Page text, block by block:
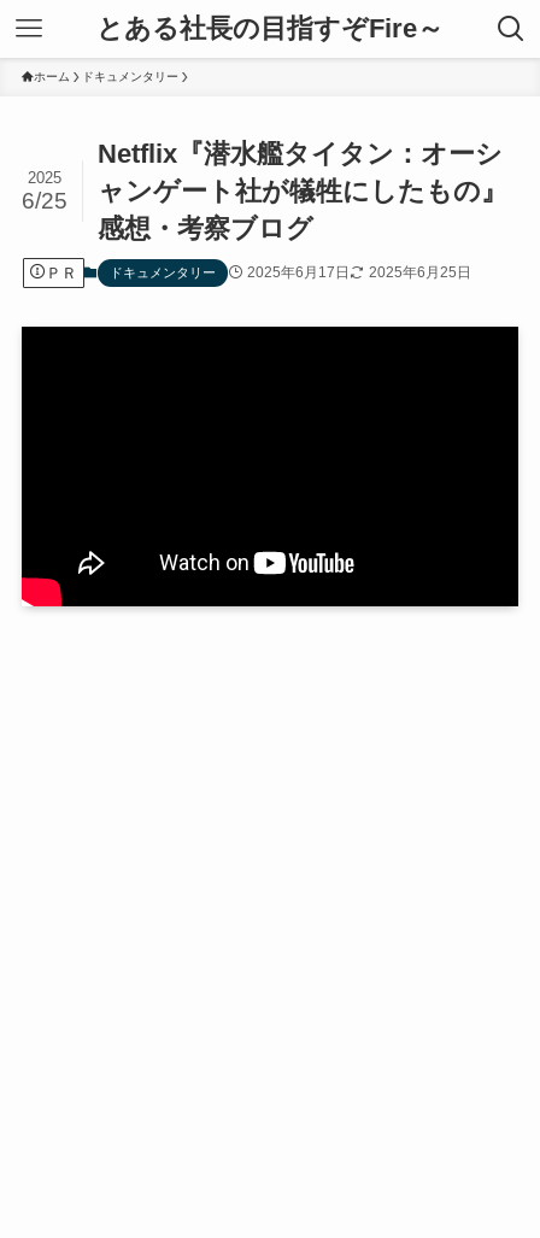
とある社長の目指すぞFire～
ホーム ドキュメンタリー
Netflix『潜水艦タイタン：オーシ
ャンゲート社が犠牲にしたもの』
感想・考察ブログ
2025
6/25
ＰＲ ドキュメンタリー 2025年6月17日 2025年6月25日